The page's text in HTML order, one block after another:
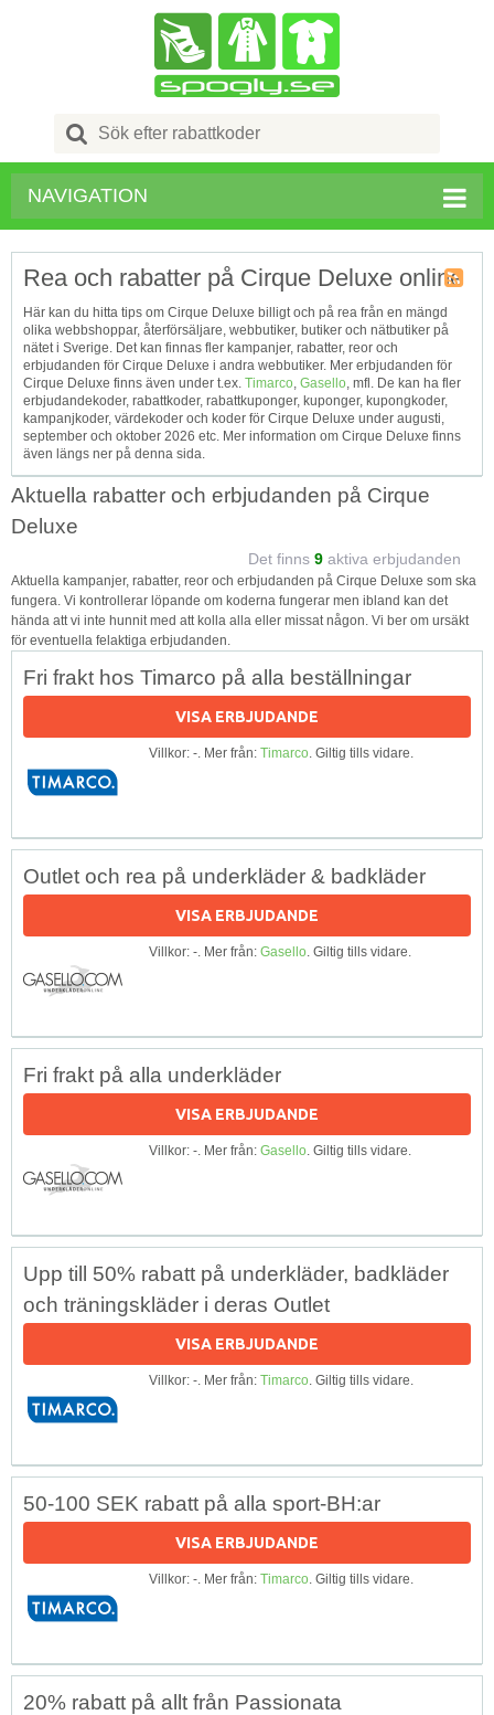
Search
for:
NAVIGATION
Tagg
Rea och rabatter på Cirque Deluxe online
Här kan du hitta tips om Cirque Deluxe billigt och på rea från en mängd
olika webbshoppar, återförsäljare, webbutiker, butiker och nätbutiker på
nätet i Sverige. Det kan finnas fler kampanjer, rabatter, reor och
erbjudanden för Cirque Deluxe i andra webbutiker. Mer erbjudanden för
Cirque Deluxe finns även under t.ex. Timarco, Gasello, mfl. De kan ha fler
erbjudandekoder, rabattkoder, rabattkuponger, kuponger, kupongkoder,
kampanjkoder, värdekoder och koder för Cirque Deluxe under augusti,
september och oktober 2026 etc. Mer information om Cirque Deluxe finns
även längs ner på denna sida.
Aktuella rabatter och erbjudanden på Cirque
Deluxe
Det finns 9 aktiva erbjudanden
Aktuella kampanjer, rabatter, reor och erbjudanden på Cirque Deluxe som ska
fungera. Vi kontrollerar löpande om koderna fungerar men ibland kan det
hända att vi inte hunnit med att kolla alla eller missat någon. Vi ber om ursäkt
för eventuella felaktiga erbjudanden.
Fri frakt hos Timarco på alla beställningar
VISA ERBJUDANDE
Villkor: -. Mer från: Timarco. Giltig tills vidare.
Outlet och rea på underkläder & badkläder
VISA ERBJUDANDE
Villkor: -. Mer från: Gasello. Giltig tills vidare.
Fri frakt på alla underkläder
VISA ERBJUDANDE
Villkor: -. Mer från: Gasello. Giltig tills vidare.
Upp till 50% rabatt på underkläder, badkläder
och träningskläder i deras Outlet
VISA ERBJUDANDE
Villkor: -. Mer från: Timarco. Giltig tills vidare.
50-100 SEK rabatt på alla sport-BH:ar
VISA ERBJUDANDE
Villkor: -. Mer från: Timarco. Giltig tills vidare.
20% rabatt på allt från Passionata